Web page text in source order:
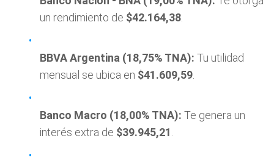
un rendimiento de $42.164,38
BBVA Argentina (18,75% TNA): Tu utilidad
mensual se ubica en $41.609,59
Banco Macro (18,00% TNA): Te genera un
interés extra de $39.945,21